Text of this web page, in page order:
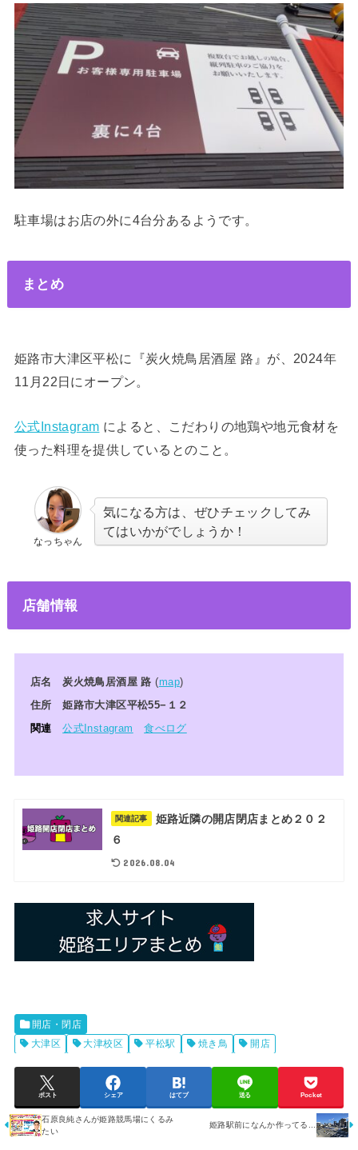
駐車場はお店の外に4台分あるようです。
まとめ
姫路市大津区平松に『炭火焼鳥居酒屋 路』が、2024年
11月22日にオープン。
公式Instagram によると、こだわりの地鶏や地元食材を
使った料理を提供しているとのこと。
なっちゃん
気になる方は、ぜひチェックしてみ
てはいかがでしょうか！
店舗情報
店名 炭火焼鳥居酒屋 路(map)
住所 姫路市大津区平松55−１２
関連
公式Instagram 食べログ
関連記事
姫路近隣の開店閉店まとめ２０２
６
2026.08.04
開店・閉店
大津区
大津校区 平松駅 焼き鳥 開店
ポスト シェア はてブ 送る Pocket
石原良純さんが姫路競馬場にくるみ
たい
姫路駅前になんか作ってる...